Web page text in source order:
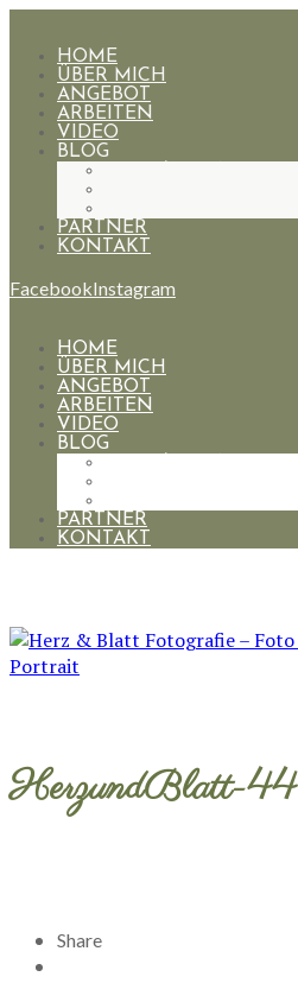
HOME
ÜBER MICH
ANGEBOT
ARBEITEN
VIDEO
BLOG
PARTNER
KONTAKT
FacebookInstagram
HOME
ÜBER MICH
ANGEBOT
ARBEITEN
VIDEO
BLOG
PARTNER
KONTAKT
HerzundBlatt-44
Share